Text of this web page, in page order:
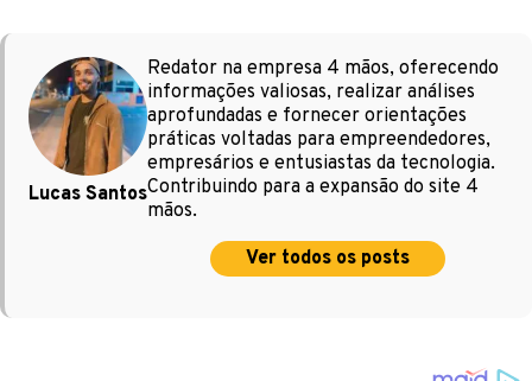
Lucas Santos
Redator na empresa 4 mãos, oferecendo
informações valiosas, realizar análises
aprofundadas e fornecer orientações
práticas voltadas para empreendedores,
empresários e entusiastas da tecnologia.
Contribuindo para a expansão do site 4
mãos.
Ver todos os posts